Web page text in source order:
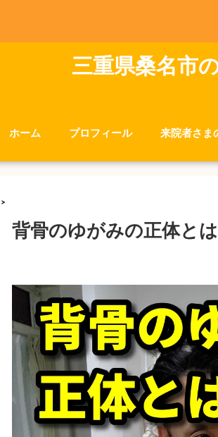
三重県桑名市
ホーム プロフィール 来院者さま
背骨のゆがみの正体と